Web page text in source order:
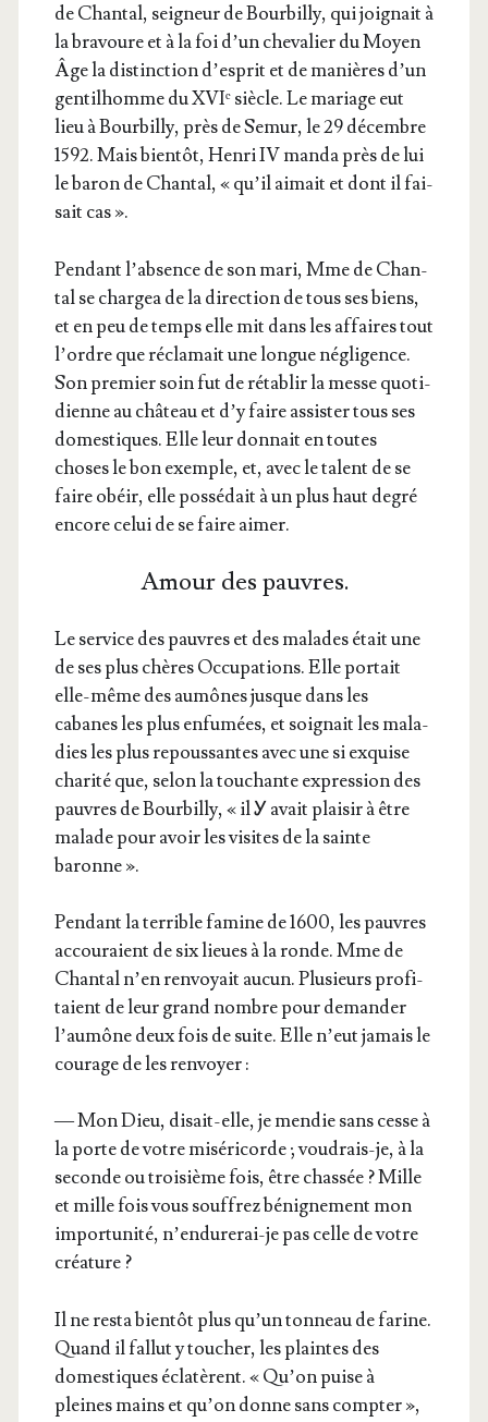
de Chan­tal, sei­gneur de Bour­billy, qui joi­gnait à
la bra­voure et à la foi d’un che­va­lier du Moyen
Âge la dis­tinc­tion d’es­prit et de manières d’un
gen­til­homme du XVIᵉ siècle. Le mariage eut
lieu à Bour­billy, près de Semur, le 29 décembre
1592. Mais bien­tôt, Hen­ri IV man­da près de lui
le baron de Chan­tal, « qu’il aimait et dont il fai­
sait cas ».
Pen­dant l’ab­sence de son mari, Mme de Chan­
tal se char­gea de la direc­tion de tous ses biens,
et en peu de temps elle mit dans les affaires tout
l’ordre que récla­mait une longue négli­gence.
Son pre­mier soin fut de réta­blir la messe quo­ti­
dienne au châ­teau et d’y faire assis­ter tous ses
domes­tiques. Elle leur don­nait en toutes
choses le bon exemple, et, avec le talent de se
faire obéir, elle pos­sé­dait à un plus haut degré
encore celui de se faire aimer.
Amour des pauvres.
Le ser­vice des pauvres et des malades était une
de ses plus chères Occu­pa­tions. Elle por­tait
elle-même des aumônes jusque dans les
cabanes les plus enfu­mées, et soi­gnait les mala­
dies les plus repous­santes avec une si exquise
cha­ri­té que, selon la tou­chante expres­sion des
pauvres de Bour­billy, « il Ꭹ avait plai­sir à être
malade pour avoir les visites de la sainte
baronne ».
Pen­dant la ter­rible famine de 1600, les pauvres
accou­raient de six lieues à la ronde. Mme de
Chan­tal n’en ren­voyait aucun. Plu­sieurs pro­fi­
taient de leur grand nombre pour deman­der
l’au­mône deux fois de suite. Elle n’eut jamais le
cou­rage de les renvoyer :
— Mon Dieu, disait-elle, je men­die sans cesse à
la porte de votre misé­ri­corde ; vou­drais-je, à la
seconde ou troi­sième fois, être chas­sée ? Mille
et mille fois vous souf­frez béni­gne­ment mon
impor­tu­ni­té, n’en­du­re­rai-je pas celle de votre
créature ?
Il ne res­ta bien­tôt plus qu’un ton­neau de farine.
Quand il fal­lut y tou­cher, les plaintes des
domes­tiques écla­tèrent. « Qu’on puise à
pleines mains et qu’on donne sans comp­ter »,